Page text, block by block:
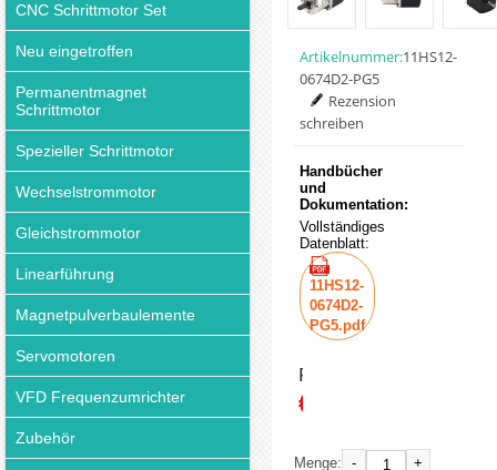
CNC Schrittmotor Set
Neu eingetroffen
Permanentmagnet
Schrittmotor
Spezieller Schrittmotor
Wechselstrommotor
Gleichstrommotor
Linearführung
Magnetpulverbaulemente
Servomotoren
VFD Frequenzumrichter
Zubehör
Artikelnummer:11HS12-
0674D2-PG5
Rezension
schreiben
Handbücher
und
Dokumentation:
Vollständiges
Datenblatt:
11HS12-
0674D2-
PG5.pdf
Preis:
€37.71
Menge: - +